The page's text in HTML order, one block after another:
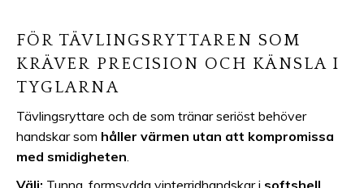
FÖR TÄVLINGSRYTTAREN SOM
KRÄVER PRECISION OCH KÄNSLA I
TYGLARNA
Tävlingsryttare och de som tränar seriöst behöver
handskar som håller värmen utan att kompromissa
med smidigheten.
Välj: Tunna, formsydda vinterridhandskar i softshell